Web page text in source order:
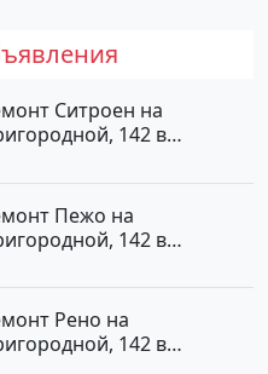
Ситроен на
142 в
Пежо на
142 в
Рено на
142 в